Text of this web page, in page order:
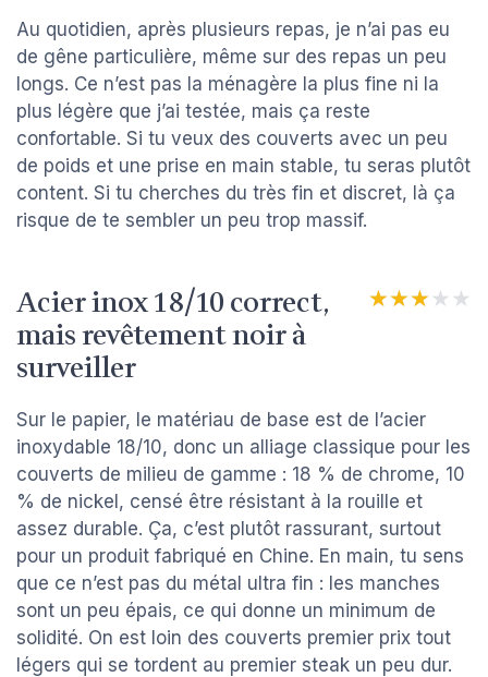
Au quotidien, après plusieurs repas, je n’ai pas eu
de gêne particulière, même sur des repas un peu
longs. Ce n’est pas la ménagère la plus fine ni la
plus légère que j’ai testée, mais ça reste
confortable. Si tu veux des couverts avec un peu
de poids et une prise en main stable, tu seras plutôt
content. Si tu cherches du très fin et discret, là ça
risque de te sembler un peu trop massif.
Acier inox 18/10 correct,
mais revêtement noir à
surveiller
★★★★★
★★★★★
Sur le papier, le matériau de base est de l’acier
inoxydable 18/10, donc un alliage classique pour les
couverts de milieu de gamme : 18 % de chrome, 10
% de nickel, censé être résistant à la rouille et
assez durable. Ça, c’est plutôt rassurant, surtout
pour un produit fabriqué en Chine. En main, tu sens
que ce n’est pas du métal ultra fin : les manches
sont un peu épais, ce qui donne un minimum de
solidité. On est loin des couverts premier prix tout
légers qui se tordent au premier steak un peu dur.